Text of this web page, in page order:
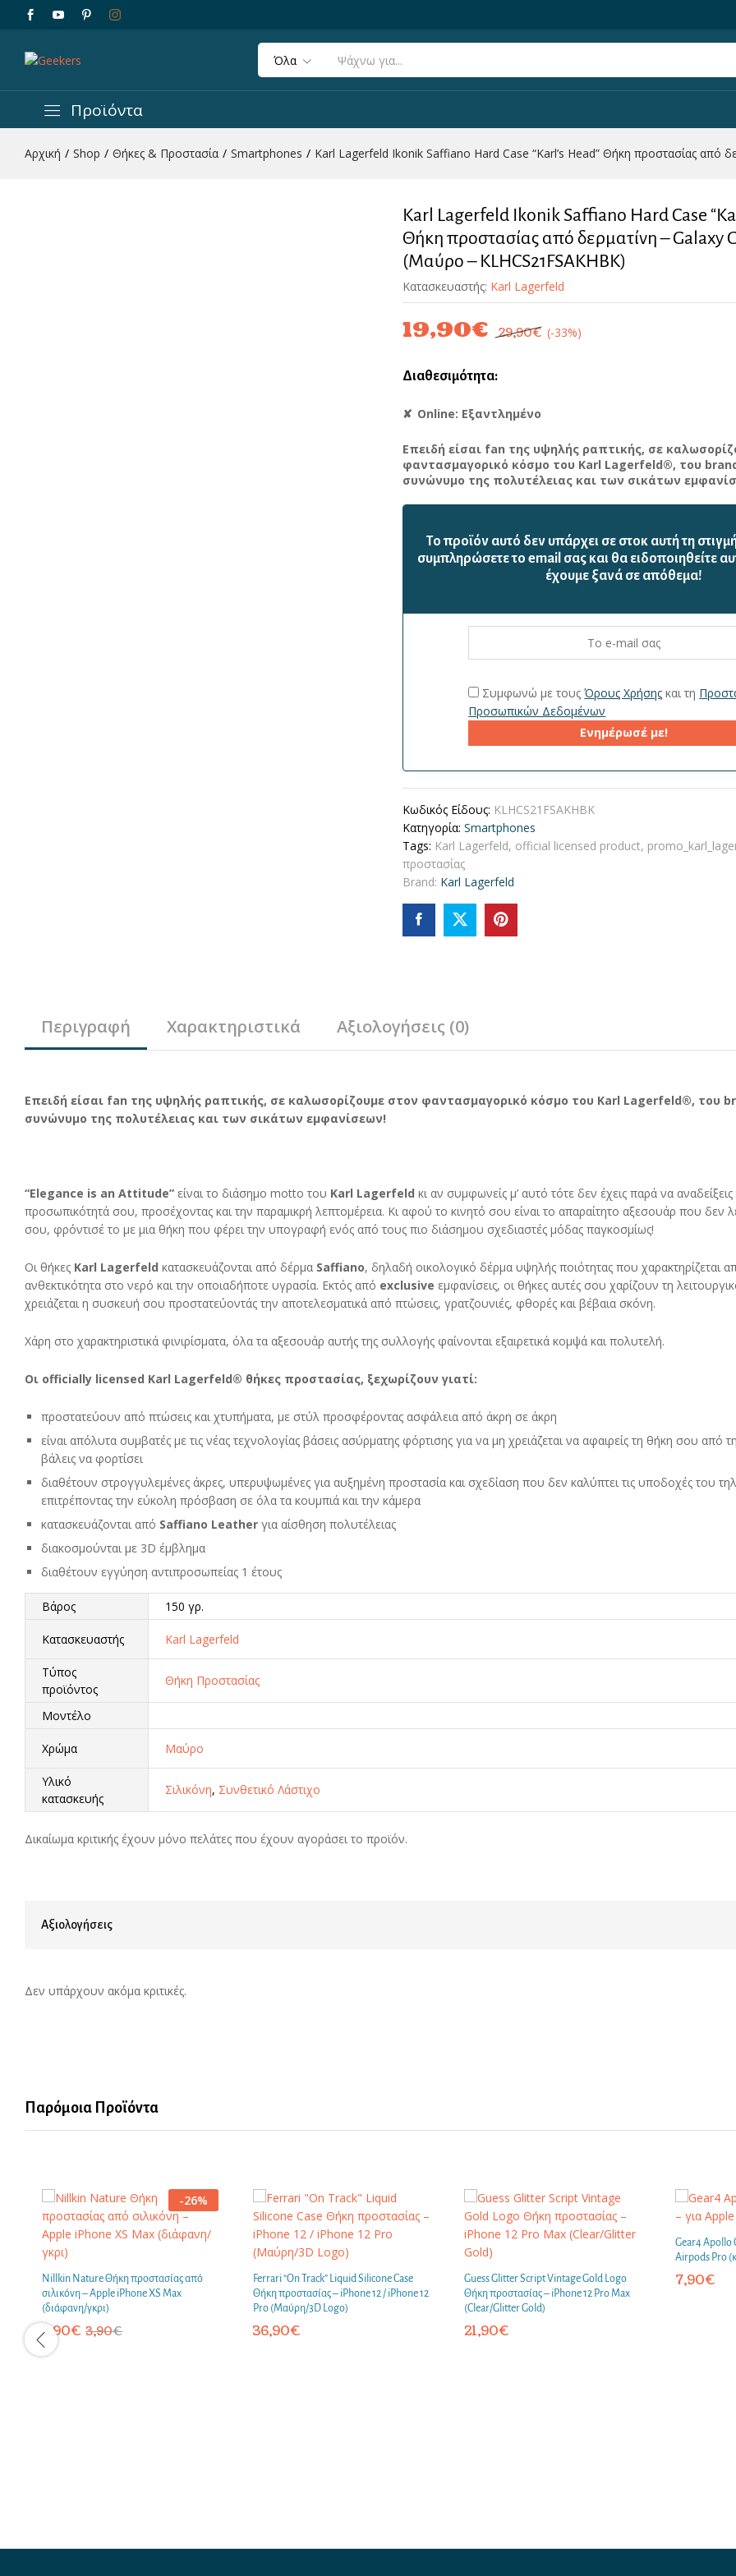
Όλα
Προϊόντα
Αρχική / Shop / Θήκες & Προστασία / Smartphones / Karl Lagerfeld Ikonik Saffiano Hard Case “Karl’s Head” Θήκη προστασίας από
Karl Lagerfeld Ikonik Saffiano Hard Case
Θήκη προστασίας από δερματίνη – Galaxy
(Μαύρο – KLHCS21FSAKHBK)
Κατασκευαστής: Karl Lagerfeld
19,90€ 29,90€ (-33%)
Διαθεσιμότητα:
Online: Εξαντλημένο
Επειδή είσαι fan της υψηλής ραπτικής, σε
φαντασμαγορικό κόσμο του Karl Lagerfeld®, του
συνώνυμο της πολυτέλειας και των σικάτων
Το προϊόν αυτό δεν υπάρχει σε στοκ αυτή τη
συμπληρώσετε το email σας και θα ειδοποιηθείτε
έχουμε ξανά σε απόθεμα!
Συμφωνώ με τουςΌρους Χρήσης και τη
Προσωπικών Δεδομένων
Ενημέρωσέ με!
Κωδικός Είδους: KLHCS21FSAKHBK
Κατηγορία: Smartphones
Tags: Karl Lagerfeld, official licensed product,
προστασίας
Brand: Karl Lagerfeld
Περιγραφή Χαρακτηριστικά Αξιολογήσεις (0)
Επειδή είσαι fan της υψηλής ραπτικής, σε καλωσορίζουμε στον φαντασμαγορικό κόσμο του Karl Lagerfeld®, του
συνώνυμο της πολυτέλειας και των σικάτων εμφανίσεων!
“Elegance is an Attitude” είναι το διάσημο motto του Karl Lagerfeld κι αν συμφωνείς μ’ αυτό τότε δεν έχεις παρά να
προσωπικότητά σου, προσέχοντας και την παραμικρή λεπτομέρεια. Κι αφού το κινητό σου είναι το απαραίτητο αξεσουάρ που δεν
σου, φρόντισέ το με μια θήκη που φέρει την υπογραφή ενός από τους πιο διάσημου σχεδιαστές μόδας παγκοσμίως!
Οι θήκες Karl Lagerfeld κατασκευάζονται από δέρμα Saffiano, δηλαδή οικολογικό δέρμα υψηλής ποιότητας που χαρακτηρίζεται
ανθεκτικότητα στο νερό και την οποιαδήποτε υγρασία. Εκτός από exclusive εμφανίσεις, οι θήκες αυτές σου χαρίζουν τη
χρειάζεται η συσκευή σου προστατεύοντάς την αποτελεσματικά από πτώσεις, γρατζουνιές, φθορές και βέβαια σκόνη.
Χάρη στο χαρακτηριστικά φινιρίσματα, όλα τα αξεσουάρ αυτής της συλλογής φαίνονται εξαιρετικά κομψά και πολυτελή.
Οι officially licensed Karl Lagerfeld® θήκες προστασίας, ξεχωρίζουν γιατί:
προστατεύουν από πτώσεις και χτυπήματα, με στύλ προσφέροντας ασφάλεια από άκρη σε άκρη
είναι απόλυτα συμβατές με τις νέας τεχνολογίας βάσεις ασύρματης φόρτισης για να μη χρειάζεται να αφαιρείς τη θήκη σου από
βάλεις να φορτίσει
διαθέτουν στρογγυλεμένες άκρες, υπερυψωμένες για αυξημένη προστασία και σχεδίαση που δεν καλύπτει τις υποδοχές του
επιτρέποντας την εύκολη πρόσβαση σε όλα τα κουμπιά και την κάμερα
κατασκευάζονται από Saffiano Leather για αίσθηση πολυτέλειας
διακοσμούνται με 3D έμβλημα
διαθέτουν εγγύηση αντιπροσωπείας 1 έτους
Βάρος 150 γρ.
Κατασκευαστής Karl Lagerfeld
Τύπος
προϊόντος
Θήκη Προστασίας
Μοντέλο
Χρώμα Μαύρο
Υλικό
κατασκευής
Σιλικόνη, Συνθετικό Λάστιχο
Δικαίωμα κριτικής έχουν μόνο πελάτες που έχουν αγοράσει το προϊόν.
Αξιολογήσεις
Δεν υπάρχουν ακόμα κριτικές.
Παρόμοια Προϊόντα
-26%
Nillkin Nature Θήκη προστασίας από
σιλικόνη – Apple iPhone XS Max
(διάφανη/γκρι)
2,90€ 3,90€
Ferrari “On Track” Liquid Silicone Case
Θήκη προστασίας – iPhone 12 / iPhone 12
Pro (Μαύρη/3D Logo)
36,90€
Guess Glitter Script Vintage Gold Logo
Θήκη προστασίας – iPhone 12 Pro Max
(Clear/Glitter Gold)
21,90€
Gear4 Apollo
Airpods Pro
7,90€
Karl Lagerfeld Ikonik Saffiano Hard Case "Karl's Head" Θήκη προστασίας από δερματίνη – Galaxy G990